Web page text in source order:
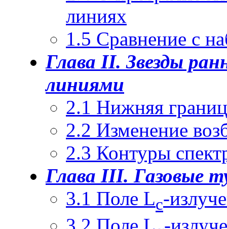
линиях
1.5 Сравнение с
Глава II. Звезды
линиями
2.1 Нижняя
2.2 Изменение
2.3 Контуры
Глава III. Газовые
3.1 Поле Lc-